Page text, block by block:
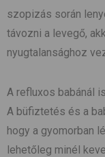
szopizás során
távozni a levegő,
nyugtalansághoz
A refluxos babánál
A büfiztetés és a
hogy a gyomorban
lehetőleg minél